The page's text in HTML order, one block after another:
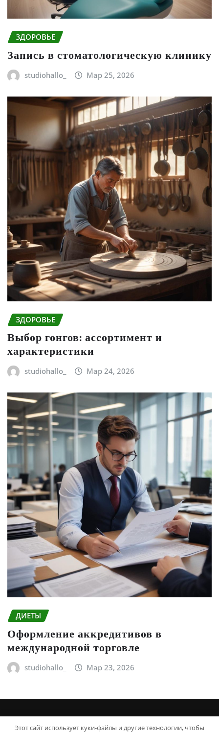
ЗДОРОВЬЕ
Запись в стоматологическую клинику
studiohallo_ Мар 25, 2026
ЗДОРОВЬЕ
Выбор гонгов: ассортимент и
характеристики
studiohallo_ Мар 24, 2026
ДИЕТЫ
Оформление аккредитивов в
международной торговле
studiohallo_ Мар 23, 2026
Этот сайт использует куки-файлы и другие технологии, чтобы